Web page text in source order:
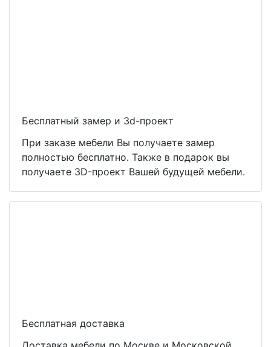
Бесплатный замер и 3d-проект
При заказе мебели Вы получаете замер
полностью бесплатно. Также в подарок вы
получаете 3D-проект Вашей будущей мебели.
Бесплатная доставка